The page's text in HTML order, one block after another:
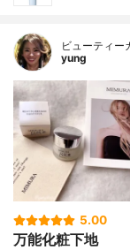
ビューティ
yung
5.00
万能化粧下地